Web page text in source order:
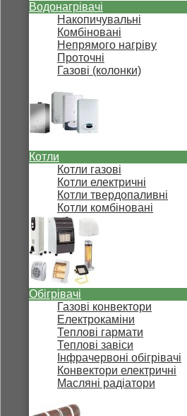
Водонагрівачі
Накопичувальні
Комбіновані
Непрямого нагріву
Проточні
Газові (колонки)
Котли
Котли газові
Котли електричні
Котли твердопаливні
Котли комбіновані
Обігрівачі
Газові конвектори
Електрокаміни
Теплові гармати
Теплові завіси
Інфрачервоні обігрівачі
Конвектори електричні
Масляні радіатори